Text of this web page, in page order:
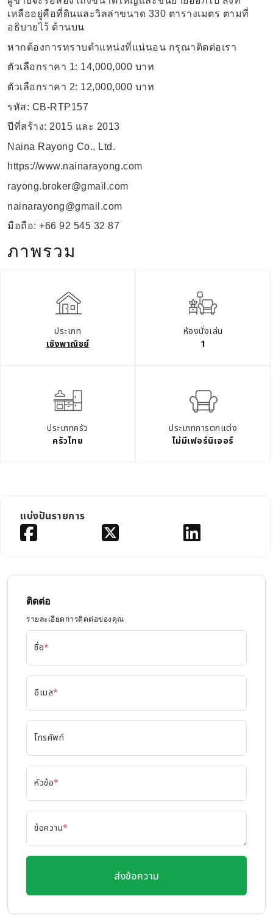
เหลืออยู่คือที่ดินและวิลล่าขนาด 330 ตารางเมตร ตามที่
อธิบายไว้ ด้านบน
หากต้องการทราบตำแหน่งที่แน่นอน กรุณาติดต่อเรา
ตัวเลือกราคา 1: 14,000,000 บาท
ตัวเลือกราคา 2: 12,000,000 บาท
รหัส: CB-RTP157
ปีที่สร้าง: 2015 และ 2013
Naina Rayong Co., Ltd.
https://www.nainarayong.com
rayong.broker@gmail.com
nainarayong@gmail.com
มือถือ: +66 92 545 32 87
ภาพรวม
ประเภท
เชิงพาณิชย์
ห้องนั่งเล่น
1
ประเภทครัว
ครัวไทย
ประเภทการตกแต่ง
ไม่มีเฟอร์นิเจอร์
แบ่งปันรายการ
ติดต่อ
รายละเอียดการติดต่อของคุณ
ชื่อ*
อีเมล*
โทรศัพท์
หัวข้อ*
ข้อความ*
ส่งข้อความ